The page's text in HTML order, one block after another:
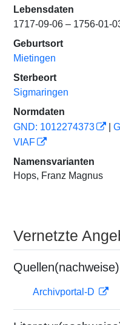
Lebensdaten
1717-09-06 – 1756-01-
Geburtsort
Mietingen
Sterbeort
Sigmaringen
Normdaten
GND: 1012274373
VIAF
Namensvarianten
Hops, Franz Magnus
Vernetzte
Quellen(nachweise)
Archivportal-D